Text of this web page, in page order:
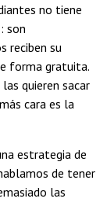
no tiene
son
reciben su
forma gratuita.
quieren sacar
cara es la
estrategia de
de tener
las